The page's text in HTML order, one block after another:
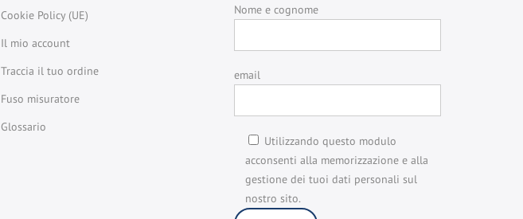
Cookie Policy (UE)
Il mio account
Traccia il tuo ordine
Fuso misuratore
Glossario
Nome e cognome
email
Utilizzando questo modulo
acconsenti alla memorizzazione e alla
gestione dei tuoi dati personali sul
nostro sito.